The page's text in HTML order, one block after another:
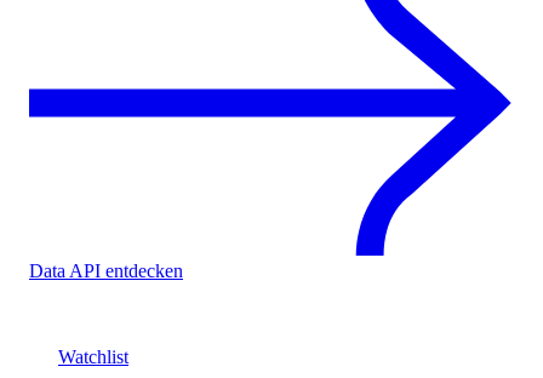
Data API entdecken
Watchlist